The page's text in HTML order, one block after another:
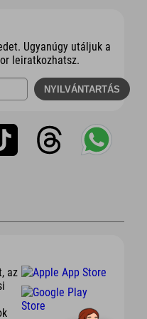
Ugyanúgy utáljuk a
leiratkozhatsz.
az